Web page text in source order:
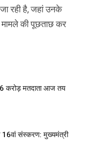
जा रही है, जहां उनके
की पूछताछ कर
करोड़ मतदाता आज तय
16वां संस्करण: मुख्यमंत्री